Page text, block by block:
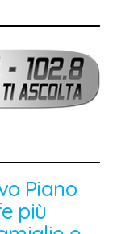
Piano
più